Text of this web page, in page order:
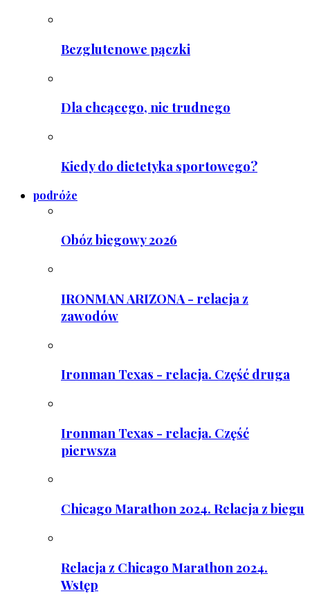
Bezglutenowe pączki
Dla chcącego, nic trudnego
Kiedy do dietetyka sportowego?
podróże
Obóz biegowy 2026
IRONMAN ARIZONA - relacja z
zawodów
Ironman Texas - relacja. Część druga
Ironman Texas - relacja. Część
pierwsza
Chicago Marathon 2024. Relacja z biegu
Relacja z Chicago Marathon 2024.
Wstęp